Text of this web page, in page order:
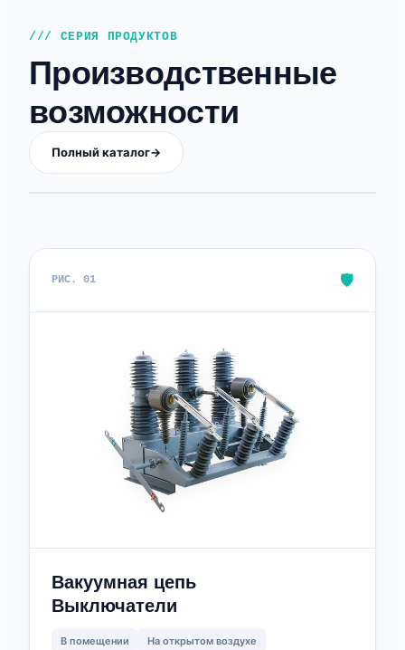
/// СЕРИЯ ПРОДУКТОВ
Производственные
возможности
Полный каталог→
РИС. 01 🛡️
Вакуумная цепь
Выключатели
В помещении На открытом воздухе